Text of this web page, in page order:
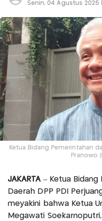
Senin, 04 Agustus 2025
Ketua Bidang Pemerintahan
Pranowo
JAKARTA– Ketua Bidang
Daerah DPP PDI
meyakini bahwa Ketua
Megawati